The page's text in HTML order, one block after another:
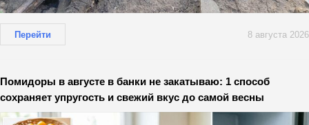
Перейти 8 августа 2026
Помидоры в августе в банки не закатываю: 1 способ
сохраняет упругость и свежий вкус до самой весны